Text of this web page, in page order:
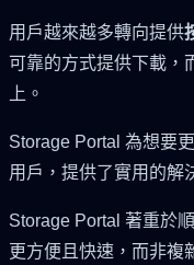
用戶越來越多轉向提供
可靠的方式提供下載，
上。
Storage Portal 為想要
用戶，提供了實用的解
Storage Portal 著重於
更方便且快速，而非複